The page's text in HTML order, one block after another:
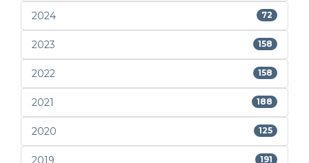
2024 72
2023 158
2022 158
2021 188
2020 125
2019 191